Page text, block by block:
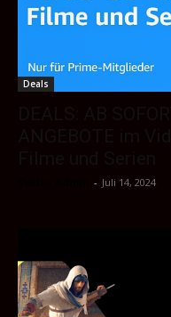
Deals
- Juli 14, 2024